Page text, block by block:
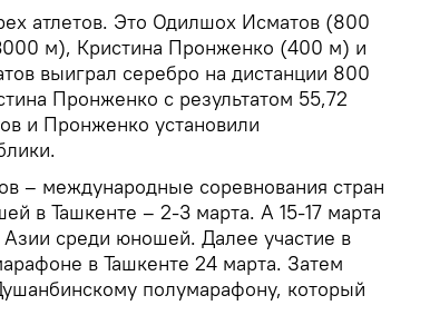
атлетов. Это Одилшох Исматов (800
м), Кристина Пронженко (400 м) и
выиграл серебро на дистанции 800
Пронженко с результатом 55,72
и Пронженко установили
– международные соревнования стран
в Ташкенте – 2-3 марта. А 15-17 марта
Азии среди юношей. Далее участие в
в Ташкенте 24 марта. Затем
полумарафону, который